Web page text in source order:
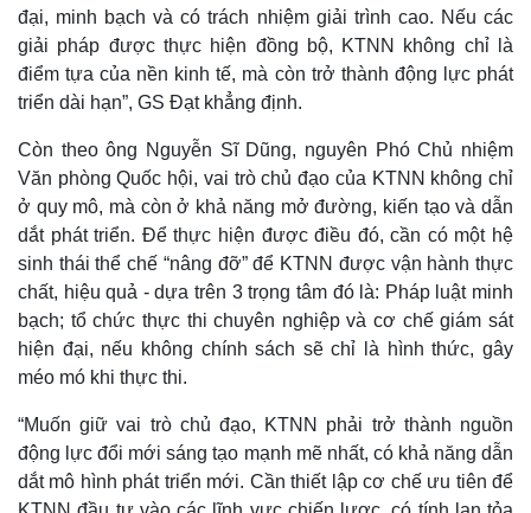
đại, minh bạch và có trách nhiệm giải trình cao. Nếu các
giải pháp được thực hiện đồng bộ, KTNN không chỉ là
điểm tựa của nền kinh tế, mà còn trở thành động lực phát
triển dài hạn”, GS Đạt khẳng định.
Còn theo ông Nguyễn Sĩ Dũng, nguyên Phó Chủ nhiệm
Văn phòng Quốc hội, vai trò chủ đạo của KTNN không chỉ
ở quy mô, mà còn ở khả năng mở đường, kiến tạo và dẫn
dắt phát triển. Để thực hiện được điều đó, cần có một hệ
sinh thái thể chế “nâng đỡ” để KTNN được vận hành thực
chất, hiệu quả - dựa trên 3 trọng tâm đó là: Pháp luật minh
bạch; tổ chức thực thi chuyên nghiệp và cơ chế giám sát
hiện đại, nếu không chính sách sẽ chỉ là hình thức, gây
méo mó khi thực thi.
“Muốn giữ vai trò chủ đạo, KTNN phải trở thành nguồn
động lực đổi mới sáng tạo mạnh mẽ nhất, có khả năng dẫn
dắt mô hình phát triển mới. Cần thiết lập cơ chế ưu tiên để